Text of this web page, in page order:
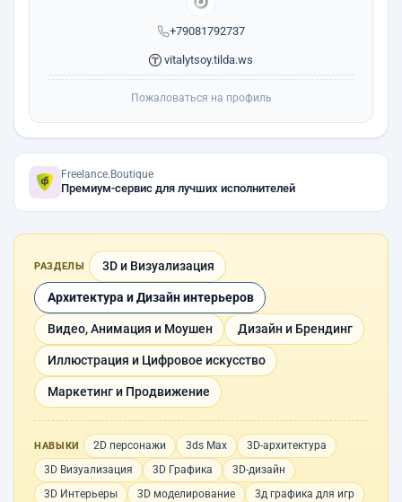
+79081792737
vitalytsoy.tilda.ws
Пожаловаться на профиль
Freelance.Boutique
Премиум-сервис для лучших исполнителей
РАЗДЕЛЫ 3D и Визуализация
Архитектура и Дизайн интерьеров
Видео, Анимация и Моушен Дизайн и Брендинг
Иллюстрация и Цифровое искусство
Маркетинг и Продвижение
НАВЫКИ 2D персонажи 3ds Max
3D-архитектура
3D Визуализация
3D Графика
3D-дизайн
3D Интерьеры
3D моделирование
3д графика для игр